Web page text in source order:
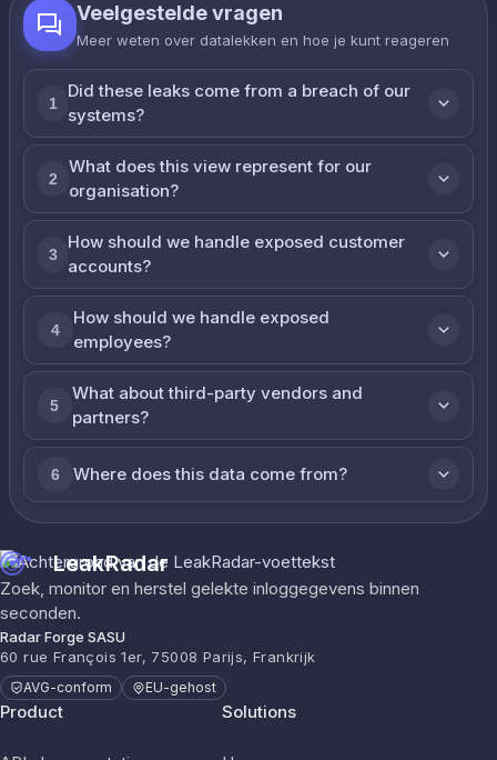
Veelgestelde vragen
Meer weten over datalekken en hoe je kunt reageren
1
Did these leaks come from a breach of our
systems?
2
What does this view represent for our
organisation?
3
How should we handle exposed customer
accounts?
4
How should we handle exposed
employees?
5
What about third-party vendors and
partners?
6 Where does this data come from?
LeakRadar
Zoek, monitor en herstel gelekte inloggegevens binnen
seconden.
Radar Forge SASU
60 rue François 1er, 75008 Parijs, Frankrijk
AVG-conform EU-gehost
Product Solutions